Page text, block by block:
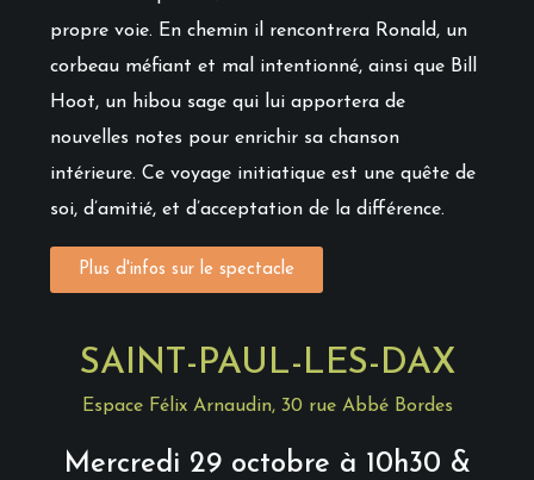
propre voie. En chemin il rencontrera Ronald, un
corbeau méfiant et mal intentionné, ainsi que Bill
Hoot, un hibou sage qui lui apportera de
nouvelles notes pour enrichir sa chanson
intérieure. Ce voyage initiatique est une quête de
soi, d’amitié, et d’acceptation de la différence.
Plus d'infos sur le spectacle
SAINT-PAUL-LES-DAX
Espace Félix Arnaudin, 30 rue Abbé Bordes
Mercredi 29 octobre à 10h30 &